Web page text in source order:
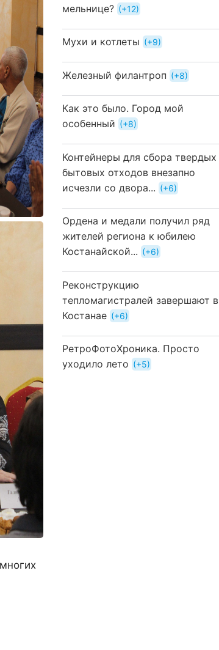
мельнице?
+12
Мухи и котлеты +9
Железный филантроп +8
Как это было. Город мой
особенный
+8
Контейнеры для сбора твердых
бытовых отходов внезапно
исчезли со двора...
+6
Ордена и медали получил ряд
жителей региона к юбилею
Костанайской...
+6
Реконструкцию
тепломагистралей завершают в
Костанае
+6
РетроФотоХроника. Просто
уходило лето
+5